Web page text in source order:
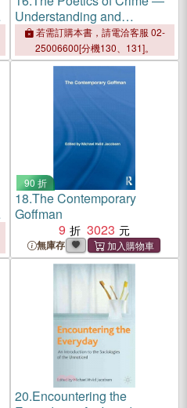
Understanding and
Researching Crime and
Deviance Through Creative
Sources
若需訂購本書，請電洽客服 02-
25006600[分機130、131]。
90 折
18.The Contemporary
Goffman
9
3023
無庫存
20.Encountering the